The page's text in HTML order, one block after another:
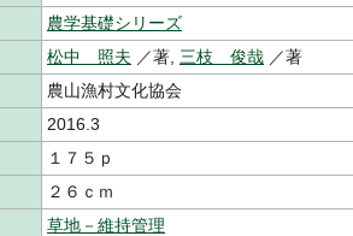
農学基礎シリーズ
松中 照夫 ／著, 三枝 俊哉 ／著
農山漁村文化協会
2016.3
１７５ｐ
２６ｃｍ
草地－維持管理